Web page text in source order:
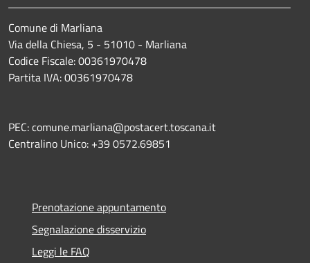
Comune di Marliana
Via della Chiesa, 5 - 51010 - Marliana
Codice Fiscale: 00361970478
Partita IVA: 00361970478
PEC: comune.marliana@postacert.toscana.it
Centralino Unico: +39 0572.69851
Prenotazione appuntamento
Segnalazione disservizio
Leggi le FAQ